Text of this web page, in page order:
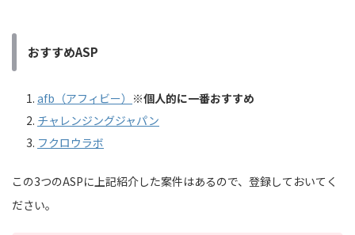
おすすめASP
afb（アフィビー） ※個人的に一番おすすめ
チャレンジングジャパン
フクロウラボ
この3つのASPに上記紹介した案件はあるので、登録しておいてく
ださい。